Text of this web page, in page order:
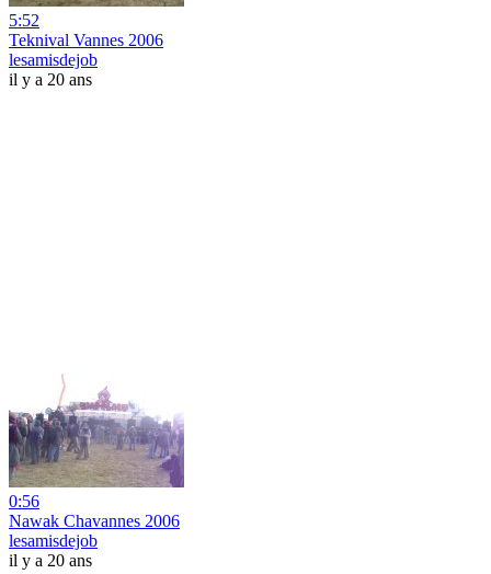
5:52
Teknival Vannes 2006
lesamisdejob
il y a 20 ans
0:56
Nawak Chavannes 2006
lesamisdejob
il y a 20 ans